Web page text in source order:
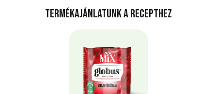
Termékajánlatunk a recepthez